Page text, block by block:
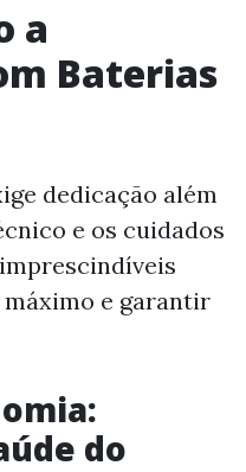
a
Baterias
dedicação além
e os cuidados
e garantir
do